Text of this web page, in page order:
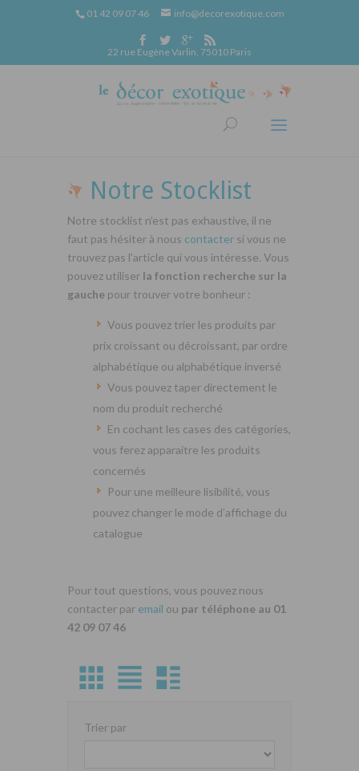
01 42 09 07 46 info@decorexotique.com
22 rue Eugène Varlin, 75010 Paris
Notre Stocklist
Notre stocklist n’est pas exhaustive, il ne
faut pas hésiter à nous contacter si vous ne
trouvez pas l’article qui vous intéresse. Vous
pouvez utiliser la fonction recherche sur la
gauche pour trouver votre bonheur :
Vous pouvez trier les produits par
prix croissant ou décroissant, par ordre
alphabétique ou alphabétique inversé
Vous pouvez taper directement le
nom du produit recherché
En cochant les cases des catégories,
vous ferez apparaitre les produits
concernés
Pour une meilleure lisibilité, vous
pouvez changer le mode d’affichage du
catalogue
Pour tout questions, vous pouvez nous
contacter par email ou par téléphone au 01
42 09 07 46
Trier par